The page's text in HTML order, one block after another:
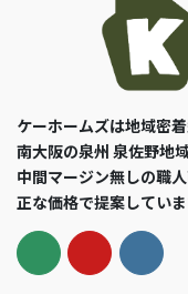
ケーホームズは地域密
南大阪の泉州 泉佐野地
中間マージン無しの職
正な価格で提案していま